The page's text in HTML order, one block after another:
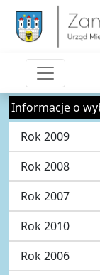
Informacje o
Rok 2009
Rok 2008
Rok 2007
Rok 2010
Rok 2006